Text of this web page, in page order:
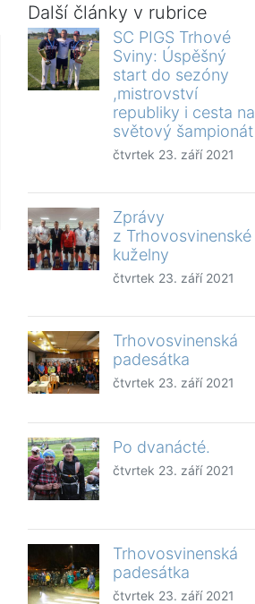
Další články v rubrice
SC PIGS Trhové
Sviny: Úspěšný
start do sezóny
,mistrovství
republiky i cesta na
světový šampionát
čtvrtek 23. září 2021
Zprávy
z Trhovosvinenské
kuželny
čtvrtek 23. září 2021
Trhovosvinenská
padesátka
čtvrtek 23. září 2021
Po dvanácté.
čtvrtek 23. září 2021
Trhovosvinenská
padesátka
čtvrtek 23. září 2021